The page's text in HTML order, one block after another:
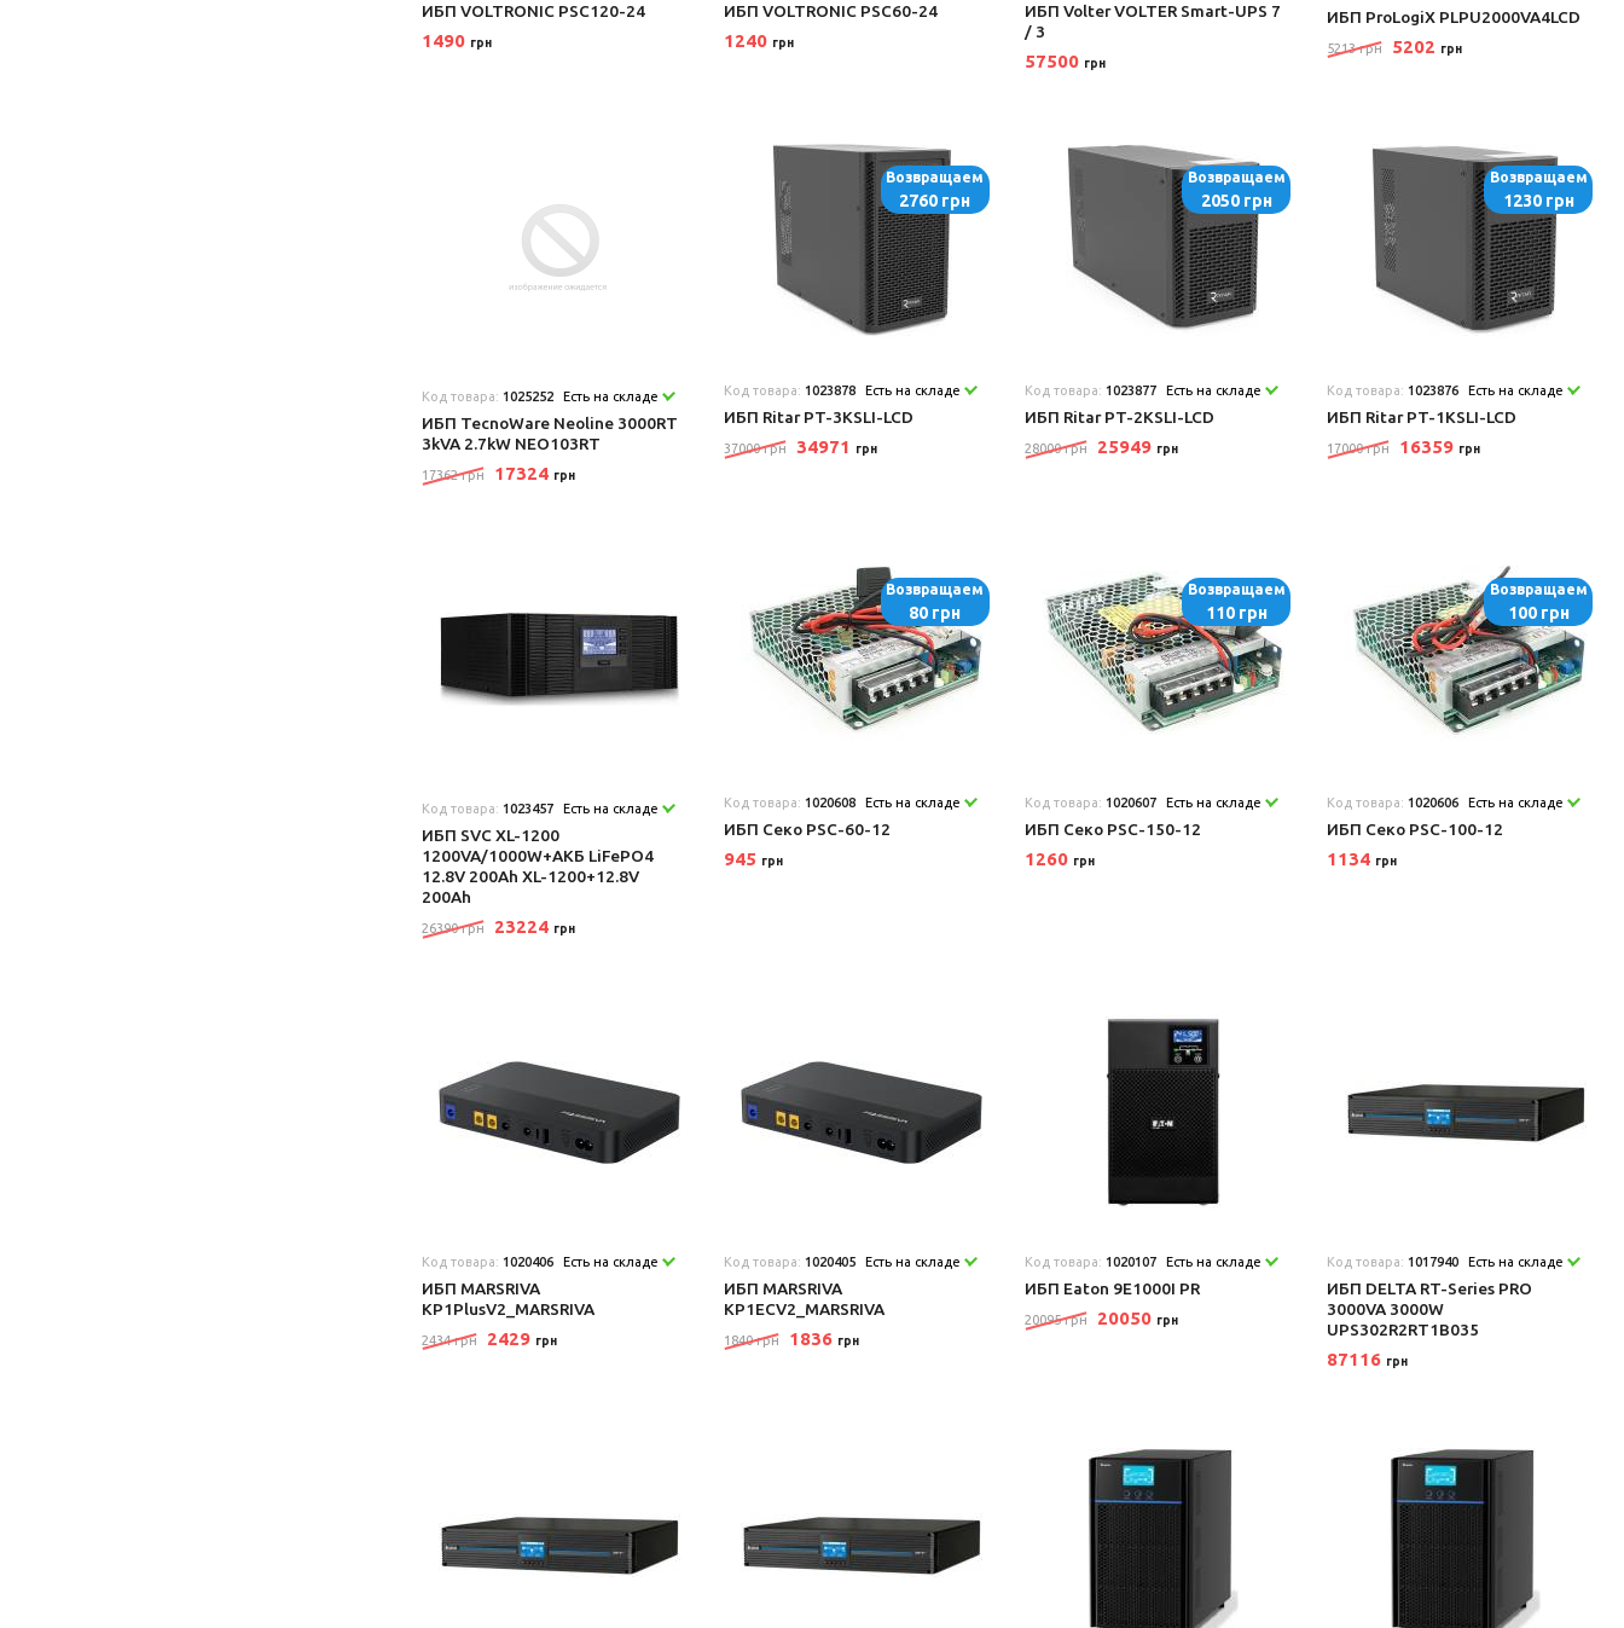
ИБП VOLTRONIC PSC120-24
1490 грн
ИБП VOLTRONIC PSC60-24
1240 грн
ИБП Volter VOLTER Smart-UPS 7
/ 3
57500 грн
ИБП ProLogiX PLPU2000VA4LCD
5213 грн 5202 грн
Код товара: 1025252 Есть на складе
ИБП TecnoWare Neoline 3000RT
3kVA 2.7kW NEO103RT
17362 грн 17324 грн
Возвращаем
2760 грн
Код товара: 1023878 Есть на складе
ИБП Ritar PT-3KSLI-LCD
37000 грн 34971 грн
Возвращаем
2050 грн
Код товара: 1023877 Есть на складе
ИБП Ritar PT-2KSLI-LCD
28000 грн 25949 грн
Возвращаем
1230 грн
Код товара: 1023876 Есть на складе
ИБП Ritar PT-1KSLI-LCD
17000 грн 16359 грн
Код товара: 1023457 Есть на складе
ИБП SVC XL-1200
1200VA/1000W+АКБ LiFePO4
12.8V 200Ah XL-1200+12.8V
200Ah
26390 грн 23224 грн
Возвращаем
80 грн
Код товара: 1020608 Есть на складе
ИБП Секо PSC-60-12
945 грн
Возвращаем
110 грн
Код товара: 1020607 Есть на складе
ИБП Секо PSC-150-12
1260 грн
Возвращаем
100 грн
Код товара: 1020606 Есть на складе
ИБП Секо PSC-100-12
1134 грн
Код товара: 1020406 Есть на складе
ИБП MARSRIVA
KP1PlusV2_MARSRIVA
2434 грн 2429 грн
Код товара: 1020405 Есть на складе
ИБП MARSRIVA
KP1ECV2_MARSRIVA
1840 грн 1836 грн
Код товара: 1020107 Есть на складе
ИБП Eaton 9E1000I PR
20095 грн 20050 грн
Код товара: 1017940 Есть на складе
ИБП DELTA RT-Series PRO
3000VA 3000W
UPS302R2RT1B035
87116 грн